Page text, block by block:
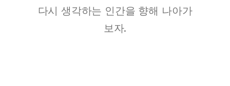
다시 생각하는 인간을 향해 나아가
보자.